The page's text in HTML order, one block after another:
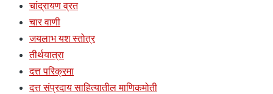
चांद्रायण व्रत
चार वाणी
जयलाभ यश स्तोत्र
तीर्थयात्रा
दत्त परिक्रमा
दत्त संप्रदाय साहित्यातील माणिकमोती